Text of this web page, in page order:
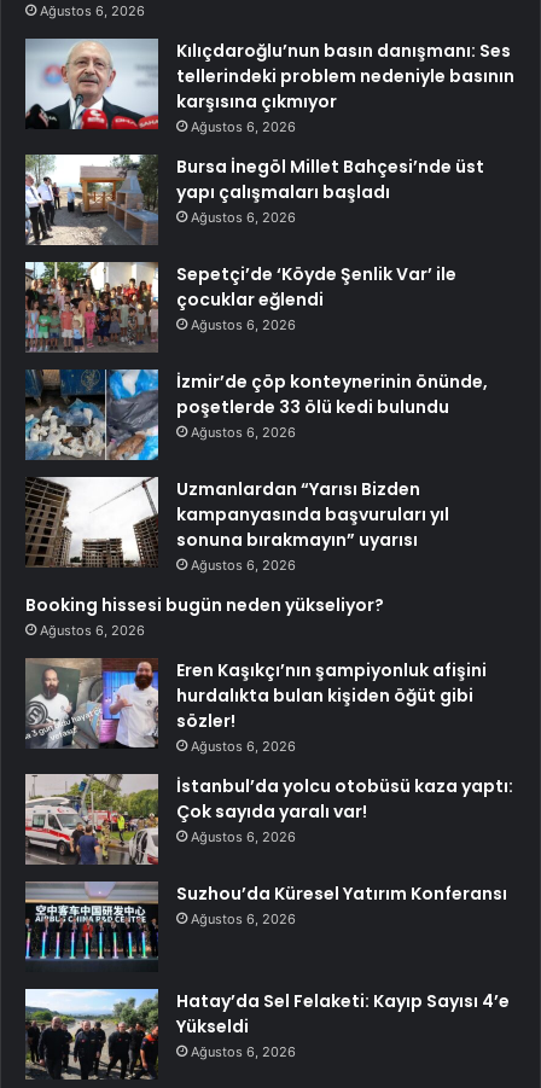
Ağustos 6, 2026
Kılıçdaroğlu’nun basın danışmanı: Ses
tellerindeki problem nedeniyle basının
karşısına çıkmıyor
Ağustos 6, 2026
Bursa İnegöl Millet Bahçesi’nde üst
yapı çalışmaları başladı
Ağustos 6, 2026
Sepetçi’de ‘Köyde Şenlik Var’ ile
çocuklar eğlendi
Ağustos 6, 2026
İzmir’de çöp konteynerinin önünde,
poşetlerde 33 ölü kedi bulundu
Ağustos 6, 2026
Uzmanlardan “Yarısı Bizden
kampanyasında başvuruları yıl
sonuna bırakmayın” uyarısı
Ağustos 6, 2026
Booking hissesi bugün neden yükseliyor?
Ağustos 6, 2026
Eren Kaşıkçı’nın şampiyonluk afişini
hurdalıkta bulan kişiden öğüt gibi
sözler!
Ağustos 6, 2026
İstanbul’da yolcu otobüsü kaza yaptı:
Çok sayıda yaralı var!
Ağustos 6, 2026
Suzhou’da Küresel Yatırım Konferansı
Ağustos 6, 2026
Hatay’da Sel Felaketi: Kayıp Sayısı 4’e
Yükseldi
Ağustos 6, 2026